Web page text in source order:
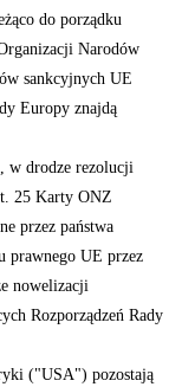
do porządku
Narodów
sankcyjnych UE
Europy znajdą
w drodze rezolucji
25 Karty ONZ
przez państwa
prawnego UE przez
nowelizacji
Rozporządzeń Rady
("USA") pozostają